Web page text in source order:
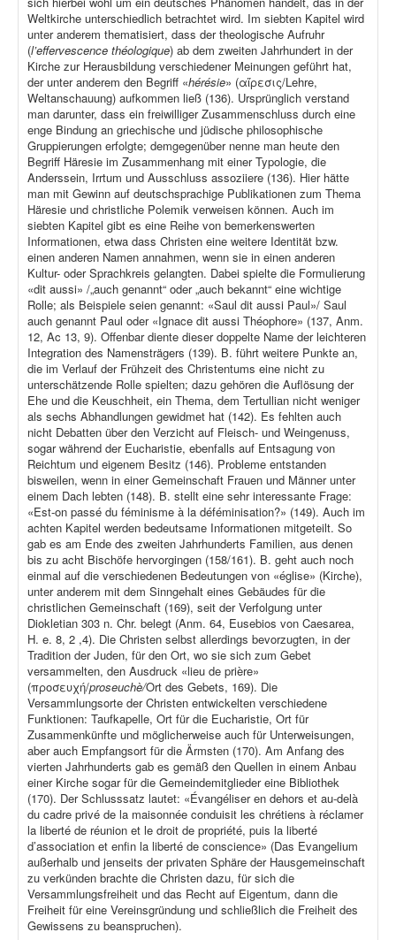
Weltkirche unterschiedlich betrachtet wird. Im siebten Kapitel wird
unter anderem thematisiert, dass der theologische Aufruhr
(l’effervescence théologique) ab dem zweiten Jahrhundert in der
Kirche zur Herausbildung verschiedener Meinungen geführt hat,
der unter anderem den Begriff «hérésie» (αἵρεσις/Lehre,
Weltanschauung) aufkommen ließ (136). Ursprünglich verstand
man darunter, dass ein freiwilliger Zusammenschluss durch eine
enge Bindung an griechische und jüdische philosophische
Gruppierungen erfolgte; demgegenüber nenne man heute den
Begriff Häresie im Zusammenhang mit einer Typologie, die
Anderssein, Irrtum und Ausschluss assoziiere (136). Hier hätte
man mit Gewinn auf deutschsprachige Publikationen zum Thema
Häresie und christliche Polemik verweisen können. Auch im
siebten Kapitel gibt es eine Reihe von bemerkenswerten
Informationen, etwa dass Christen eine weitere Identität bzw.
einen anderen Namen annahmen, wenn sie in einen anderen
Kultur- oder Sprachkreis gelangten. Dabei spielte die Formulierung
«dit aussi» /„auch genannt“ oder „auch bekannt“ eine wichtige
Rolle; als Beispiele seien genannt: «Saul dit aussi Paul»/ Saul
auch genannt Paul oder «Ignace dit aussi Théophore» (137, Anm.
12, Ac 13, 9). Offenbar diente dieser doppelte Name der leichteren
Integration des Namensträgers (139). B. führt weitere Punkte an,
die im Verlauf der Frühzeit des Christentums eine nicht zu
unterschätzende Rolle spielten; dazu gehören die Auflösung der
Ehe und die Keuschheit, ein Thema, dem Tertullian nicht weniger
als sechs Abhandlungen gewidmet hat (142). Es fehlten auch
nicht Debatten über den Verzicht auf Fleisch- und Weingenuss,
sogar während der Eucharistie, ebenfalls auf Entsagung von
Reichtum und eigenem Besitz (146). Probleme entstanden
bisweilen, wenn in einer Gemeinschaft Frauen und Männer unter
einem Dach lebten (148). B. stellt eine sehr interessante Frage:
«Est-on passé du féminisme à la déféminisation?» (149). Auch im
achten Kapitel werden bedeutsame Informationen mitgeteilt. So
gab es am Ende des zweiten Jahrhunderts Familien, aus denen
bis zu acht Bischöfe hervorgingen (158/161). B. geht auch noch
einmal auf die verschiedenen Bedeutungen von «église» (Kirche),
unter anderem mit dem Sinngehalt eines Gebäudes für die
christlichen Gemeinschaft (169), seit der Verfolgung unter
Diokletian 303 n. Chr. belegt (Anm. 64, Eusebios von Caesarea,
H. e. 8, 2 ,4). Die Christen selbst allerdings bevorzugten, in der
Tradition der Juden, für den Ort, wo sie sich zum Gebet
versammelten, den Ausdruck «lieu de prière»
(προσευχή/proseuchè/Ort des Gebets, 169). Die
Versammlungsorte der Christen entwickelten verschiedene
Funktionen: Taufkapelle, Ort für die Eucharistie, Ort für
Zusammenkünfte und möglicherweise auch für Unterweisungen,
aber auch Empfangsort für die Ärmsten (170). Am Anfang des
vierten Jahrhunderts gab es gemäß den Quellen in einem Anbau
einer Kirche sogar für die Gemeindemitglieder eine Bibliothek
(170). Der Schlusssatz lautet: «Évangéliser en dehors et au-delà
du cadre privé de la maisonnée conduisit les chrétiens à réclamer
la liberté de réunion et le droit de propriété, puis la liberté
d’association et enfin la liberté de conscience» (Das Evangelium
außerhalb und jenseits der privaten Sphäre der Hausgemeinschaft
zu verkünden brachte die Christen dazu, für sich die
Versammlungsfreiheit und das Recht auf Eigentum, dann die
Freiheit für eine Vereinsgründung und schließlich die Freiheit des
Gewissens zu beanspruchen).